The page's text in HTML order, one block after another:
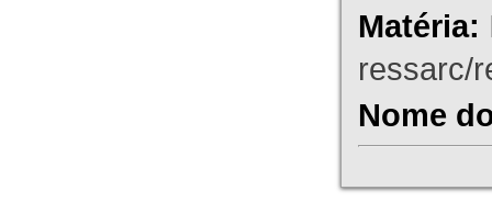
Matéria:
ressarc/
Nome